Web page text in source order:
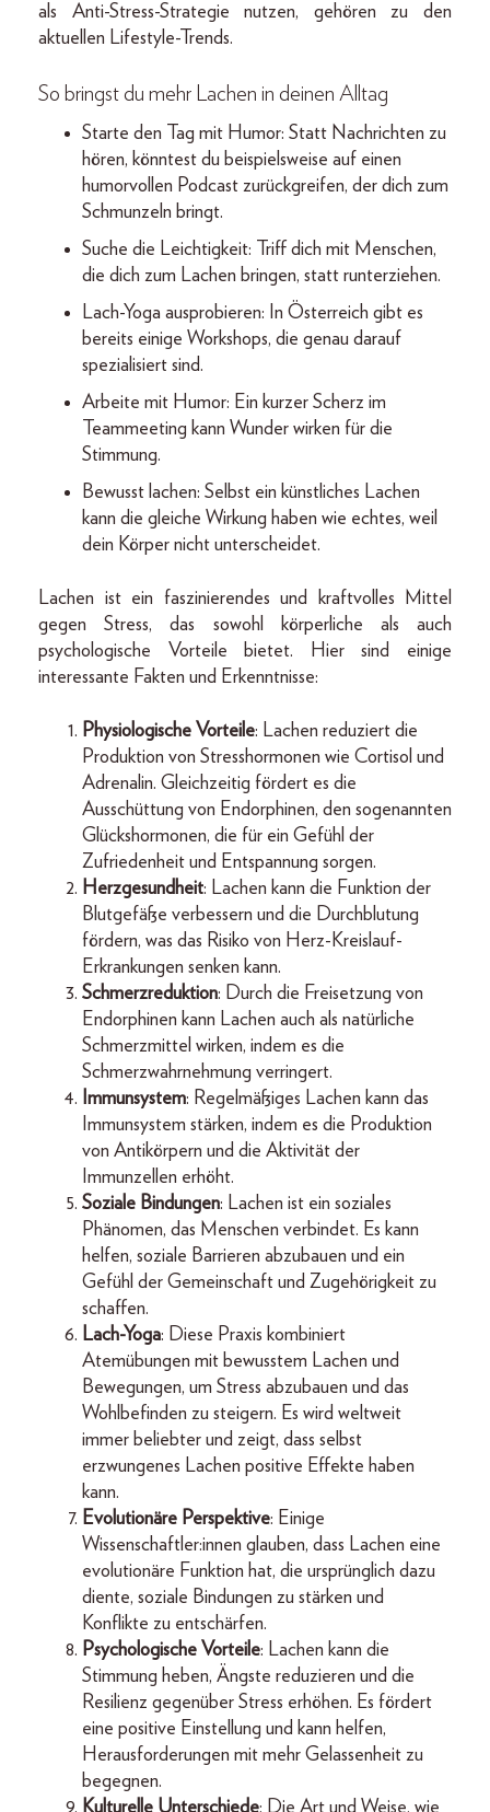
als Anti-Stress-Strategie nutzen, gehören zu den
aktuellen Lifestyle-Trends.
So bringst du mehr Lachen in deinen Alltag
Starte den Tag mit Humor: Statt Nachrichten zu
hören, könntest du beispielsweise auf einen
humorvollen Podcast zurückgreifen, der dich zum
Schmunzeln bringt.
Suche die Leichtigkeit: Triff dich mit Menschen,
die dich zum Lachen bringen, statt runterziehen.
Lach-Yoga ausprobieren: In Österreich gibt es
bereits einige Workshops, die genau darauf
spezialisiert sind.
Arbeite mit Humor: Ein kurzer Scherz im
Teammeeting kann Wunder wirken für die
Stimmung.
Bewusst lachen: Selbst ein künstliches Lachen
kann die gleiche Wirkung haben wie echtes, weil
dein Körper nicht unterscheidet.
Lachen ist ein faszinierendes und kraftvolles Mittel
gegen Stress, das sowohl körperliche als auch
psychologische Vorteile bietet. Hier sind einige
interessante Fakten und Erkenntnisse:
Physiologische Vorteile: Lachen reduziert die
Produktion von Stresshormonen wie Cortisol und
Adrenalin. Gleichzeitig fördert es die
Ausschüttung von Endorphinen, den sogenannten
Glückshormonen, die für ein Gefühl der
Zufriedenheit und Entspannung sorgen.
Herzgesundheit: Lachen kann die Funktion der
Blutgefäße verbessern und die Durchblutung
fördern, was das Risiko von Herz-Kreislauf-
Erkrankungen senken kann.
Schmerzreduktion: Durch die Freisetzung von
Endorphinen kann Lachen auch als natürliche
Schmerzmittel wirken, indem es die
Schmerzwahrnehmung verringert.
Immunsystem: Regelmäßiges Lachen kann das
Immunsystem stärken, indem es die Produktion
von Antikörpern und die Aktivität der
Immunzellen erhöht.
Soziale Bindungen: Lachen ist ein soziales
Phänomen, das Menschen verbindet. Es kann
helfen, soziale Barrieren abzubauen und ein
Gefühl der Gemeinschaft und Zugehörigkeit zu
schaffen.
Lach-Yoga: Diese Praxis kombiniert
Atemübungen mit bewusstem Lachen und
Bewegungen, um Stress abzubauen und das
Wohlbefinden zu steigern. Es wird weltweit
immer beliebter und zeigt, dass selbst
erzwungenes Lachen positive Effekte haben
kann.
Evolutionäre Perspektive: Einige
Wissenschaftler:innen glauben, dass Lachen eine
evolutionäre Funktion hat, die ursprünglich dazu
diente, soziale Bindungen zu stärken und
Konflikte zu entschärfen.
Psychologische Vorteile: Lachen kann die
Stimmung heben, Ängste reduzieren und die
Resilienz gegenüber Stress erhöhen. Es fördert
eine positive Einstellung und kann helfen,
Herausforderungen mit mehr Gelassenheit zu
begegnen.
Kulturelle Unterschiede: Die Art und Weise, wie